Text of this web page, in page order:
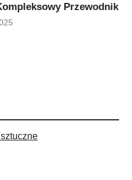
Przewodnik